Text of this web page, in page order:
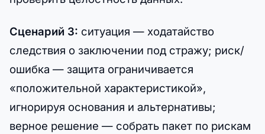
Сценарий 3: ситуация — ходатайство
следствия о заключении под стражу; риск/
ошибка — защита ограничивается
«положительной характеристикой»,
игнорируя основания и альтернативы;
верное решение — собрать пакет по рискам